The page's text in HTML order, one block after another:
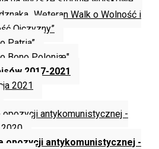
„Weteran Walk o Wolność i
Ojczyzny”
Patria”
Bono Poloniæ"
2017-2021
2021
opozycji antykomunistycznej -
opozycji antykomunistycznej -